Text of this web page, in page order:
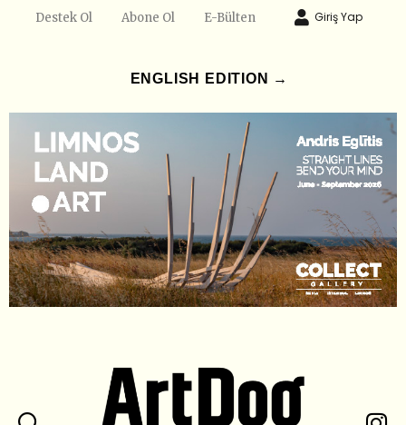
Destek Ol Abone Ol E-Bülten Giriş Yap
ENGLISH EDITION →